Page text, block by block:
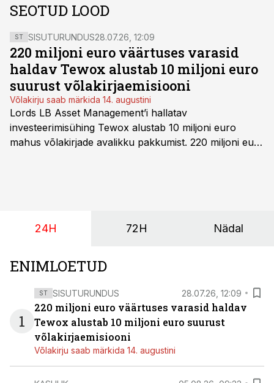
SEOTUD LOOD
ST SISUTURUNDUS28.07.26, 12:09
220 miljoni euro väärtuses varasid
haldav Tewox alustab 10 miljoni euro
suurust võlakirjaemisiooni
Võlakirju saab märkida 14. augustini
Lords LB Asset Management’i hallatav
investeerimisühing Tewox alustab 10 miljoni euro
mahus võlakirjade avalikku pakkumist. 220 miljoni euro
24H 72H Nädal
ENIMLOETUD
1
ST SISUTURUNDUS 28.07.26, 12:09
220 miljoni euro väärtuses varasid haldav
Tewox alustab 10 miljoni euro suurust
võlakirjaemisiooni
Võlakirju saab märkida 14. augustini